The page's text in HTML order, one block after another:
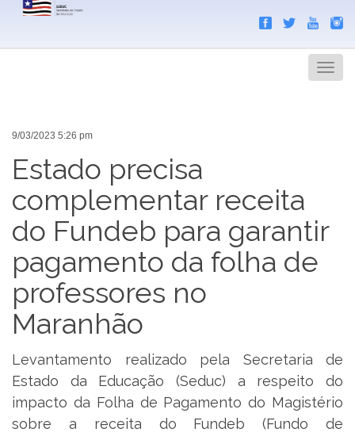
Menu
9/03/2023 5:26 pm
Estado precisa
complementar receita
do Fundeb para garantir
pagamento da folha de
professores no
Maranhão
Levantamento realizado pela Secretaria de
Estado da Educação (Seduc) a respeito do
impacto da Folha de Pagamento do Magistério
sobre a receita do Fundeb (Fundo de